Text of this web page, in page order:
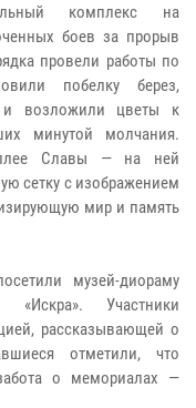
комплекс на
боев за прорыв
провели работы по
побелку берез,
и возложили цветы к
минутой молчания.
Славы — на ней
сетку с изображением
мир и память
музей-диораму
«Искра». Участники
рассказывающей о
отметили, что
о мемориалах —